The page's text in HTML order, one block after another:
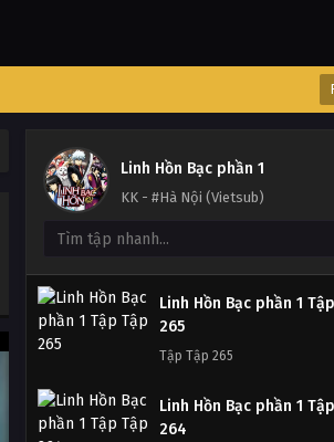
Linh Hồn Bạc phần 1
KK - #Hà Nội (Vietsub)
Linh Hồn Bạc phần 1
265
Tập Tập 265
Linh Hồn Bạc phần 1
264